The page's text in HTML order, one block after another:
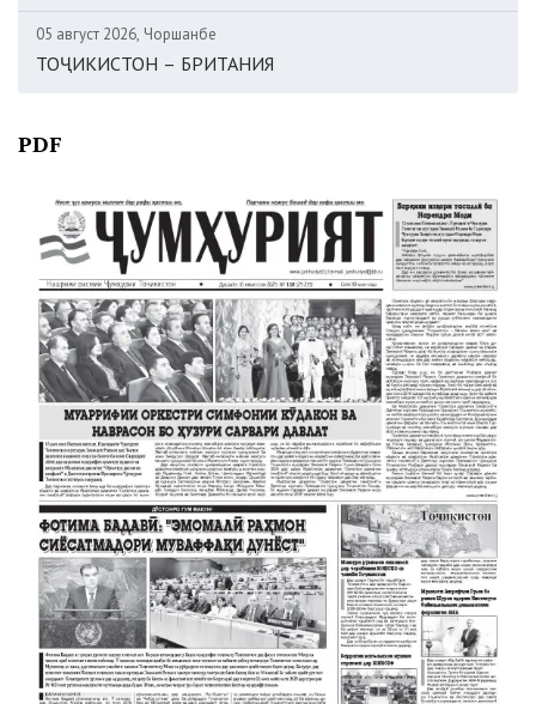
05 август 2026, Чоршанбе
ТОҶИКИСТОН – БРИТАНИЯ
PDF